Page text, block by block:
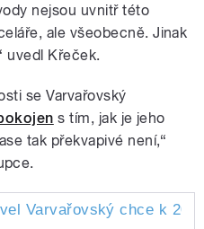
nejsou uvnitř této
ale všeobecně. Jinak
uvedl Křeček.
se Varvařovský
s tím, jak je jeho
tak překvapivé není,“
Varvařovský chce k